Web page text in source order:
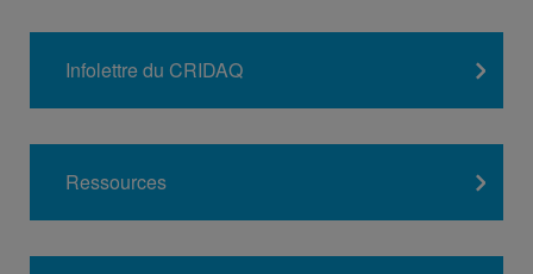
Infolettre du CRIDAQ
Ressources